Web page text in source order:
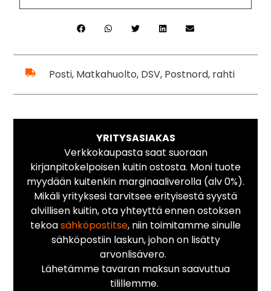
Posti, Matkahuolto, DSV, Postnord, rahti
YRITYSASIAKAS
Verkkokaupasta saat suoraan
kirjanpitokelpoisen kuitin ostosta. Moni tuote
myydään kuitenkin marginaaliverolla (alv 0%).
Mikäli yrityksesi tarvitsee erityisestä syystä
alvillisen kuitin, ota yhteyttä ennen ostoksen
tekoasähköpostitse, niin toimitamme sinulle
sähköpostiin laskun, johon on lisätty
arvonlisävero.
Lähetämme tavaran maksun saavuttua
tilillemme.